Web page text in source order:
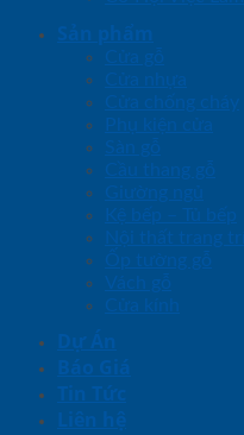
Sản phẩm
Cửa gỗ
Cửa nhựa
Cửa chống cháy
Phụ kiện cửa
Sàn gỗ
Cầu thang gỗ
Giường ngủ
Kệ bếp – Tủ bếp
Nội thất trang trí
Ốp tường gỗ
Vách gỗ
Cửa kính
Dự Án
Báo Giá
Tin Tức
Liên hệ